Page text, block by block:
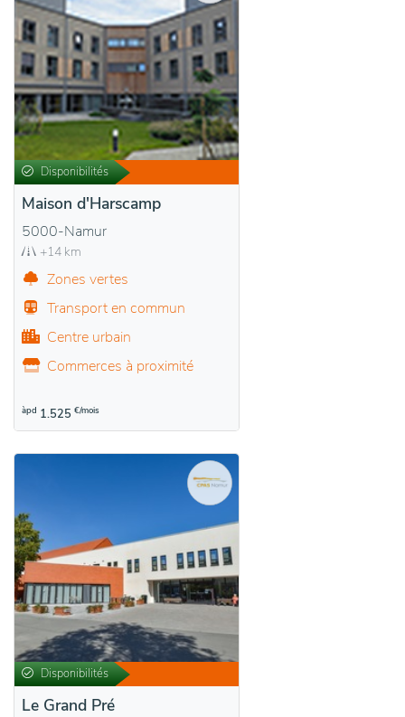
Disponibilités
Maison d'Harscamp
5000-Namur
+14 km
Zones vertes
Transport en commun
Centre urbain
Commerces à proximité
àpd 1.525 €/mois
Disponibilités
Le Grand Pré